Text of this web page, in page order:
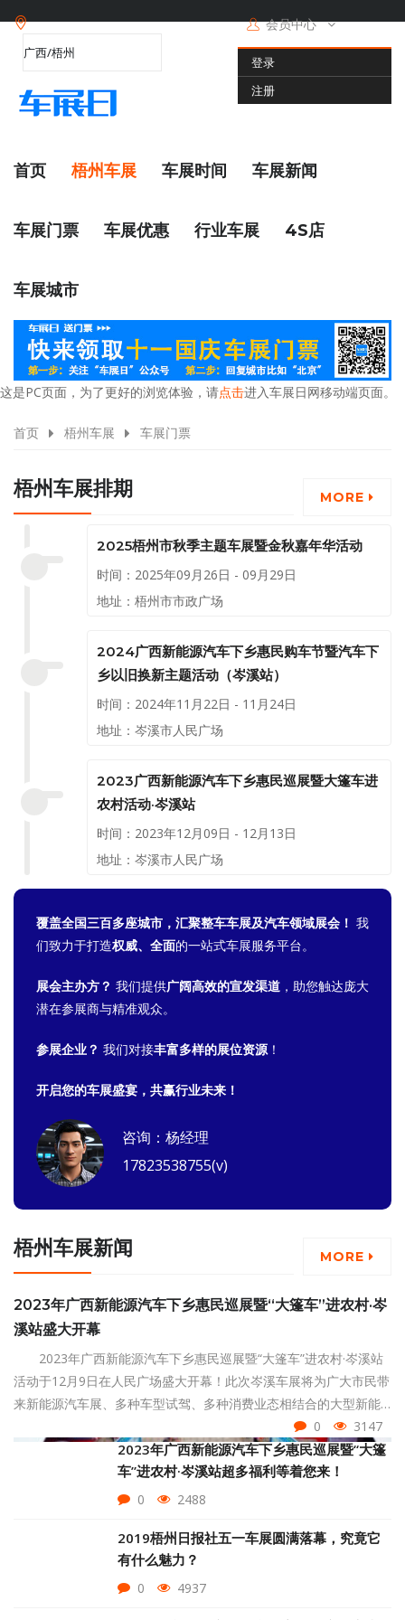
会员中心
登录
注册
首页 梧州车展 车展时间 车展新闻
车展门票 车展优惠 行业车展 4S店
车展城市
这是PC页面，为了更好的浏览体验，请点击进入车展日网移动端页面。
首页 梧州车展 车展门票
梧州车展排期 MORE
2025梧州市秋季主题车展暨金秋嘉年华活动
时间：2025年09月26日 - 09月29日
地址：梧州市市政广场
2024广西新能源汽车下乡惠民购车节暨汽车下
乡以旧换新主题活动（岑溪站）
时间：2024年11月22日 - 11月24日
地址：岑溪市人民广场
2023广西新能源汽车下乡惠民巡展暨大篷车进
农村活动·岑溪站
时间：2023年12月09日 - 12月13日
地址：岑溪市人民广场
覆盖全国三百多座城市，汇聚整车车展及汽车领域展会！ 我
们致力于打造权威、全面的一站式车展服务平台。
展会主办方？ 我们提供广阔高效的宣发渠道 ，助您触达庞大
潜在参展商与精准观众。
参展企业？ 我们对接丰富多样的展位资源！
开启您的车展盛宴，共赢行业未来！
咨询：杨经理
17823538755(v)
梧州车展新闻 MORE
2023年广西新能源汽车下乡惠民巡展暨“大篷车”进农村·岑
溪站盛大开幕
2023年广西新能源汽车下乡惠民巡展暨“大篷车”进农村·岑溪站
活动于12月9日在人民广场盛大开幕！此次岑溪车展将为广大市民带
来新能源汽车展、多种车型试驾、多种消费业态相结合的大型新能
0 3147
2023年广西新能源汽车下乡惠民巡展暨“大篷
车”进农村·岑溪站超多福利等着您来！
0 2488
2019梧州日报社五一车展圆满落幕，究竟它
有什么魅力？
0 4937